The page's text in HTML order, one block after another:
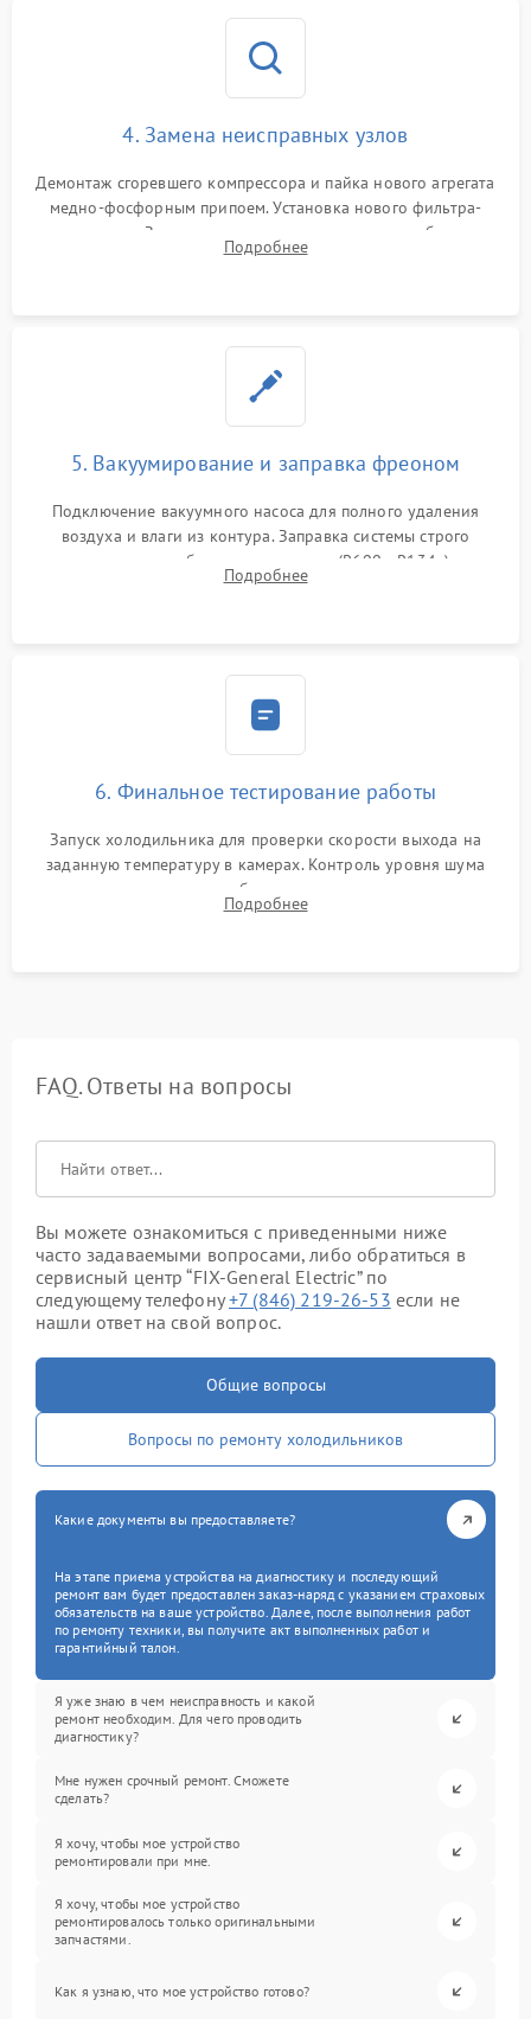
4. Замена неисправных узлов
Демонтаж сгоревшего компрессора и пайка нового агрегата
медно-фосфорным припоем. Установка нового фильтра-
осушителя. Замена изношенных вентиляторов обдува,
сломанных заслонок или поврежденных дверных петель.
Подробнее
5. Вакуумирование и заправка фреоном
Подключение вакуумного насоса для полного удаления
воздуха и влаги из контура. Заправка системы строго
дозированным объемом хладагента (R600a, R134a) по
электронным весам. Контроль рабочего давления в системе.
Подробнее
6. Финальное тестирование работы
Запуск холодильника для проверки скорости выхода на
заданную температуру в камерах. Контроль уровня шума
компрессора, отсутствия обмерзания стенок и корректного
срабатывания системы автоматической оттайки.
Подробнее
FAQ. Ответы на вопросы
Вы можете ознакомиться с приведенными ниже
часто задаваемыми вопросами, либо обратиться в
сервисный центр “FIX-General Electric” по
следующему телефону+7 (846) 219-26-53 если не
нашли ответ на свой вопрос.
Общие вопросы
Вопросы по ремонту холодильников
Какие документы вы предоставляете?
На этапе приема устройства на диагностику и последующий
ремонт вам будет предоставлен заказ-наряд с указанием страховых
обязательств на ваше устройство. Далее, после выполнения работ
по ремонту техники, вы получите акт выполненных работ и
гарантийный талон.
Я уже знаю в чем неисправность и какой
ремонт необходим. Для чего проводить
диагностику?
Мне нужен срочный ремонт. Сможете
сделать?
Я хочу, чтобы мое устройство
ремонтировали при мне.
Я хочу, чтобы мое устройство
ремонтировалось только оригинальными
запчастями.
Как я узнаю, что мое устройство готово?